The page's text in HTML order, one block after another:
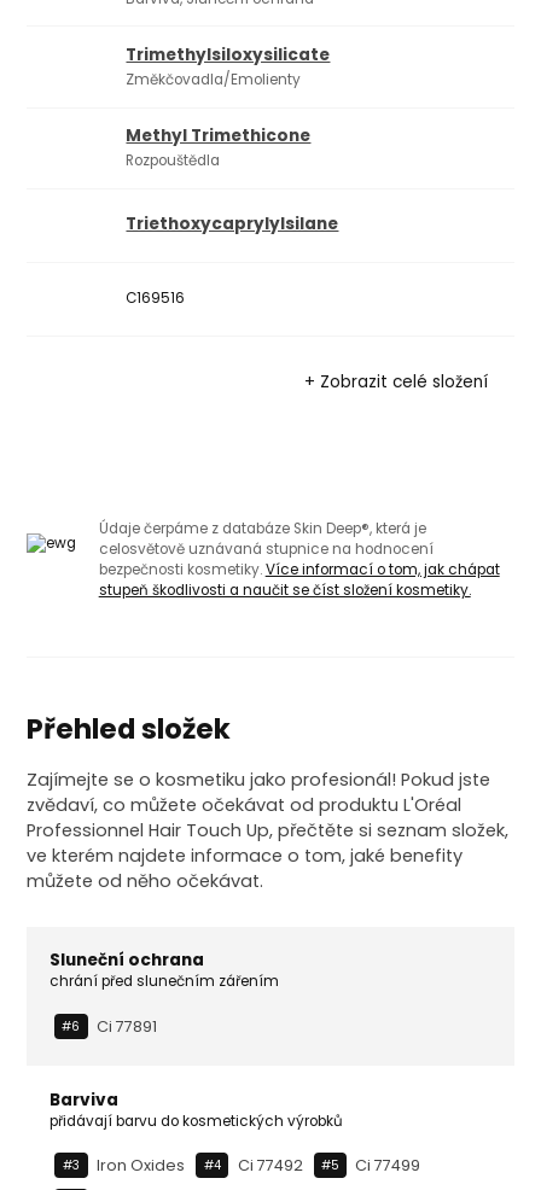
Trimethylsiloxysilicate
Změkčovadla/Emolienty
Methyl Trimethicone
Rozpouštědla
Triethoxycaprylylsilane
C169516
+ Zobrazit celé složení
Údaje čerpáme z databáze Skin Deep®, která je
celosvětově uznávaná stupnice na hodnocení
bezpečnosti kosmetiky.Více informací o tom, jak chápat
stupeň škodlivosti a naučit se číst složení kosmetiky.
Přehled složek
Zajímejte se o kosmetiku jako profesionál! Pokud jste
zvědaví, co můžete očekávat od produktu L'Oréal
Professionnel Hair Touch Up, přečtěte si seznam složek,
ve kterém najdete informace o tom, jaké benefity
můžete od něho očekávat.
Sluneční ochrana
chrání před slunečním zářením
#6 Ci 77891
Barviva
přidávají barvu do kosmetických výrobků
#3 Iron Oxides #4 Ci 77492 #5 Ci 77499